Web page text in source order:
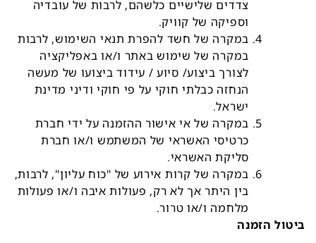
צדדים שלישיים כלשהם, לרבות של עובדיה
וספיקה של קוויק.
במקרה של חשד להפרת תנאי השימוש, לרבות
במקרה של שימוש באתר ו/או באפליקציה
לצורך ביצוע/ סיוע / עידוד ביצועו של מעשה
הנחזה כבלתי חוקי על פי חוקי ודיני מדינת
ישראל.
במקרה של אי אישור ההזמנה על ידי חברת
כרטיסי האשראי של המשתמש ו/או חברת
סליקת האשראי.
במקרה של קרות אירוע של "כוח עליון", לרבות,
בין היתר אך לא רק, פעולות איבה ו/או פעולות
מלחמה ו/או טרור.
ביטול הזמנה